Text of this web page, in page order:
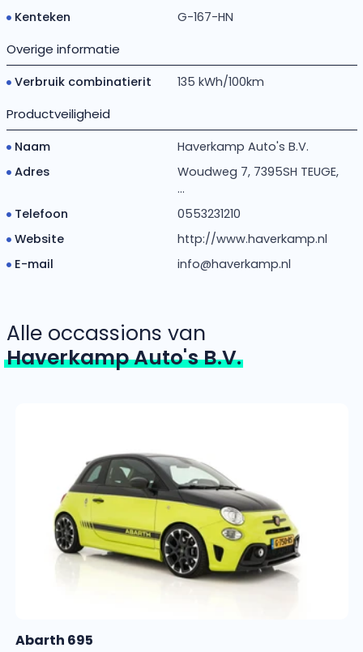
Kenteken
G-167-HN
Overige informatie
Verbruik combinatierit 135 kWh/100km
Productveiligheid
Naam
Haverkamp Auto's B.V.
Adres
Woudweg 7, 7395SH TEUGE,
...
Telefoon
0553231210
Website
http://www.haverkamp.nl
E-mail
info@haverkamp.nl
Alle occassions van
Haverkamp Auto's B.V.
Abarth 695